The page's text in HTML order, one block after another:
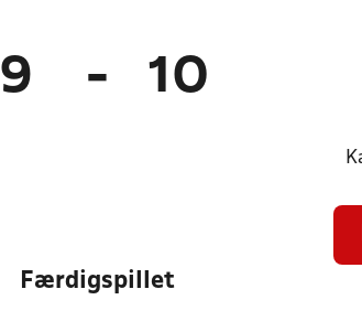
9 - 10
Færdigspillet